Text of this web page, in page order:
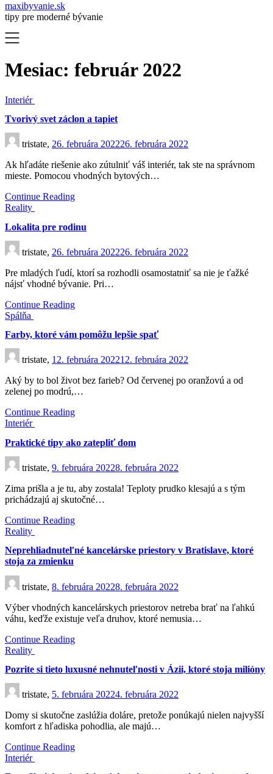
maxibyvanie.sk
tipy pre moderné bývanie
Mesiac: február 2022
Interiér
Tvorivý svet záclon a tapiet
tristate, 26. februára 202226. februára 2022
Ak hľadáte riešenie ako zútulniť váš interiér, tak ste na správnom
mieste. Pomocou vhodných bytových…
Continue Reading
Reality
Lokalita pre rodinu
tristate, 26. februára 202226. februára 2022
Pre mladých ľudí, ktorí sa rozhodli osamostatniť sa nie je ťažké
nájsť vhodné bývanie. Pri…
Continue Reading
Spálňa
Farby, ktoré vám pomôžu lepšie spať
tristate, 12. februára 202212. februára 2022
Aký by to bol život bez farieb? Od červenej po oranžovú a od
zelenej po modrú,…
Continue Reading
Interiér
Praktické tipy ako zatepliť dom
tristate, 9. februára 20228. februára 2022
Zima prišla a je tu, aby zostala! Teploty prudko klesajú a s tým
prichádzajú aj skutočné…
Continue Reading
Reality
Neprehliadnuteľné kancelárske priestory v Bratislave, ktoré
stoja za zmienku
tristate, 8. februára 20228. februára 2022
Výber vhodných kancelárskych priestorov netreba brať na ľahkú
váhu, keďže existuje veľa druhov, ktoré nemusia…
Continue Reading
Reality
Pozrite si tieto luxusné nehnuteľnosti v Ázii, ktoré stoja milióny
tristate, 5. februára 20224. februára 2022
Domy si skutočne zaslúžia doláre, pretože ponúkajú nielen najvyšší
komfort z hľadiska pohodlia, ale majú…
Continue Reading
Interiér